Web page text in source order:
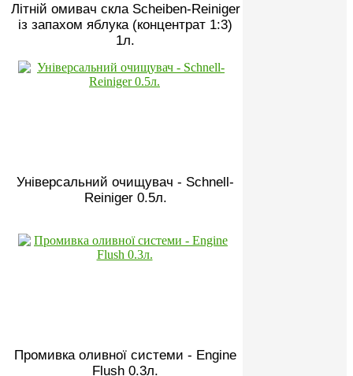
Літній омивач скла Scheiben-Reiniger
із запахом яблука (концентрат 1:3)
1л.
Універсальний очищувач - Schnell-
Reiniger 0.5л.
Промивка оливної системи - Engine
Flush 0.3л.